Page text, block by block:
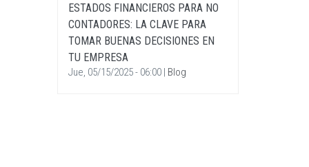
ESTADOS FINANCIEROS PARA NO
CONTADORES: LA CLAVE PARA
TOMAR BUENAS DECISIONES EN
TU EMPRESA
Jue, 05/15/2025 - 06:00 | Blog